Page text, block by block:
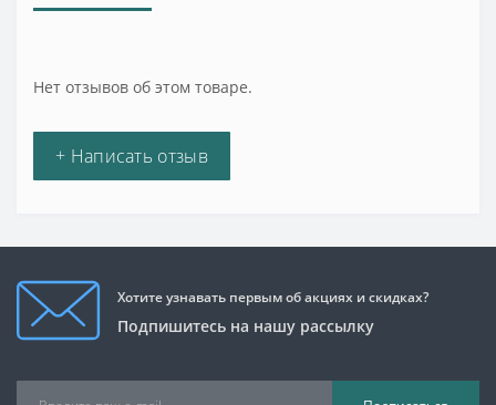
Нет отзывов об этом товаре.
+ Написать отзыв
Хотите узнавать первым об акциях и скидках?
Подпишитесь на нашу рассылку